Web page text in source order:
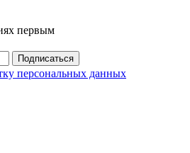
первым
персональных данных